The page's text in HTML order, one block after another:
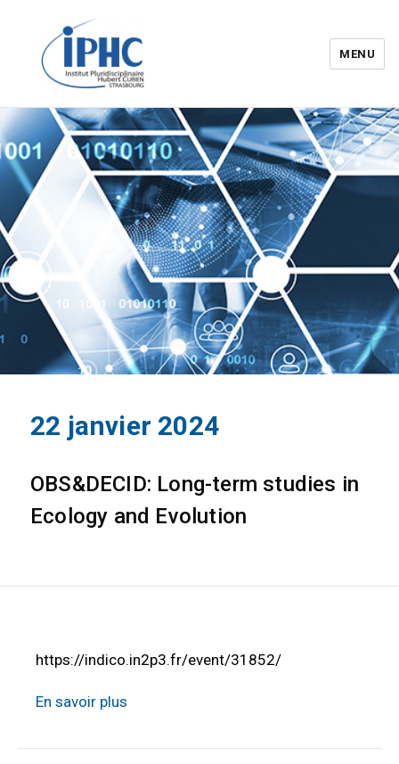
Institut pluridisciplinaire Hubert
Curien – IPHC
MENU
22 janvier 2024
OBS&DECID: Long-term studies in
Ecology and Evolution
https://indico.in2p3.fr/event/31852/
En savoir plus